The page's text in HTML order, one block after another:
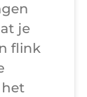
je
flink